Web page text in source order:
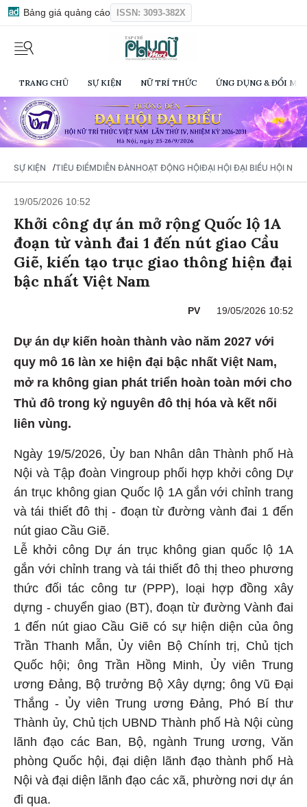
Bảng giá quảng cáo ISSN: 3093-382X
TRANG CHỦ SỰ KIỆN NỮ TRÍ THỨC ỨNG DỤNG & ĐỔI
SỰ KIỆN /TIÊU ĐIỂMDIỄN ĐÀNHOẠT ĐỘNG HỘIĐẠI HỘI ĐẠI BIỂU HỘI NỮ
19/05/2026 10:52
Khởi công dự án mở rộng Quốc lộ 1A
đoạn từ vành đai 1 đến nút giao Cầu
Giẽ, kiến tạo trục giao thông hiện đại
bậc nhất Việt Nam
PV 19/05/2026 10:52
Dự án dự kiến hoàn thành vào năm 2027 với
quy mô 16 làn xe hiện đại bậc nhất Việt Nam,
mở ra không gian phát triển hoàn toàn mới cho
Thủ đô trong kỷ nguyên đô thị hóa và kết nối
liên vùng.
Ngày 19/5/2026, Ủy ban Nhân dân Thành phố Hà
Nội và Tập đoàn Vingroup phối hợp khởi công Dự
án trục không gian Quốc lộ 1A gắn với chỉnh trang
và tái thiết đô thị - đoạn từ đường vành đai 1 đến
nút giao Cầu Giẽ.
Lễ khởi công Dự án trục không gian quốc lộ 1A
gắn với chỉnh trang và tái thiết đô thị theo phương
thức đối tác công tư (PPP), loại hợp đồng xây
dựng - chuyển giao (BT), đoạn từ đường Vành đai
1 đến nút giao Cầu Giẽ có sự hiện diện của ông
Trần Thanh Mẫn, Ủy viên Bộ Chính trị, Chủ tịch
Quốc hội; ông Trần Hồng Minh, Ủy viên Trung
ương Đảng, Bộ trưởng Bộ Xây dựng; ông Vũ Đại
Thắng - Ủy viên Trung ương Đảng, Phó Bí thư
Thành ủy, Chủ tịch UBND Thành phố Hà Nội cùng
lãnh đạo các Ban, Bộ, ngành Trung ương, Văn
phòng Quốc hội, đại diện lãnh đạo thành phố Hà
Nội và đại diện lãnh đạo các xã, phường nơi dự án
đi qua.